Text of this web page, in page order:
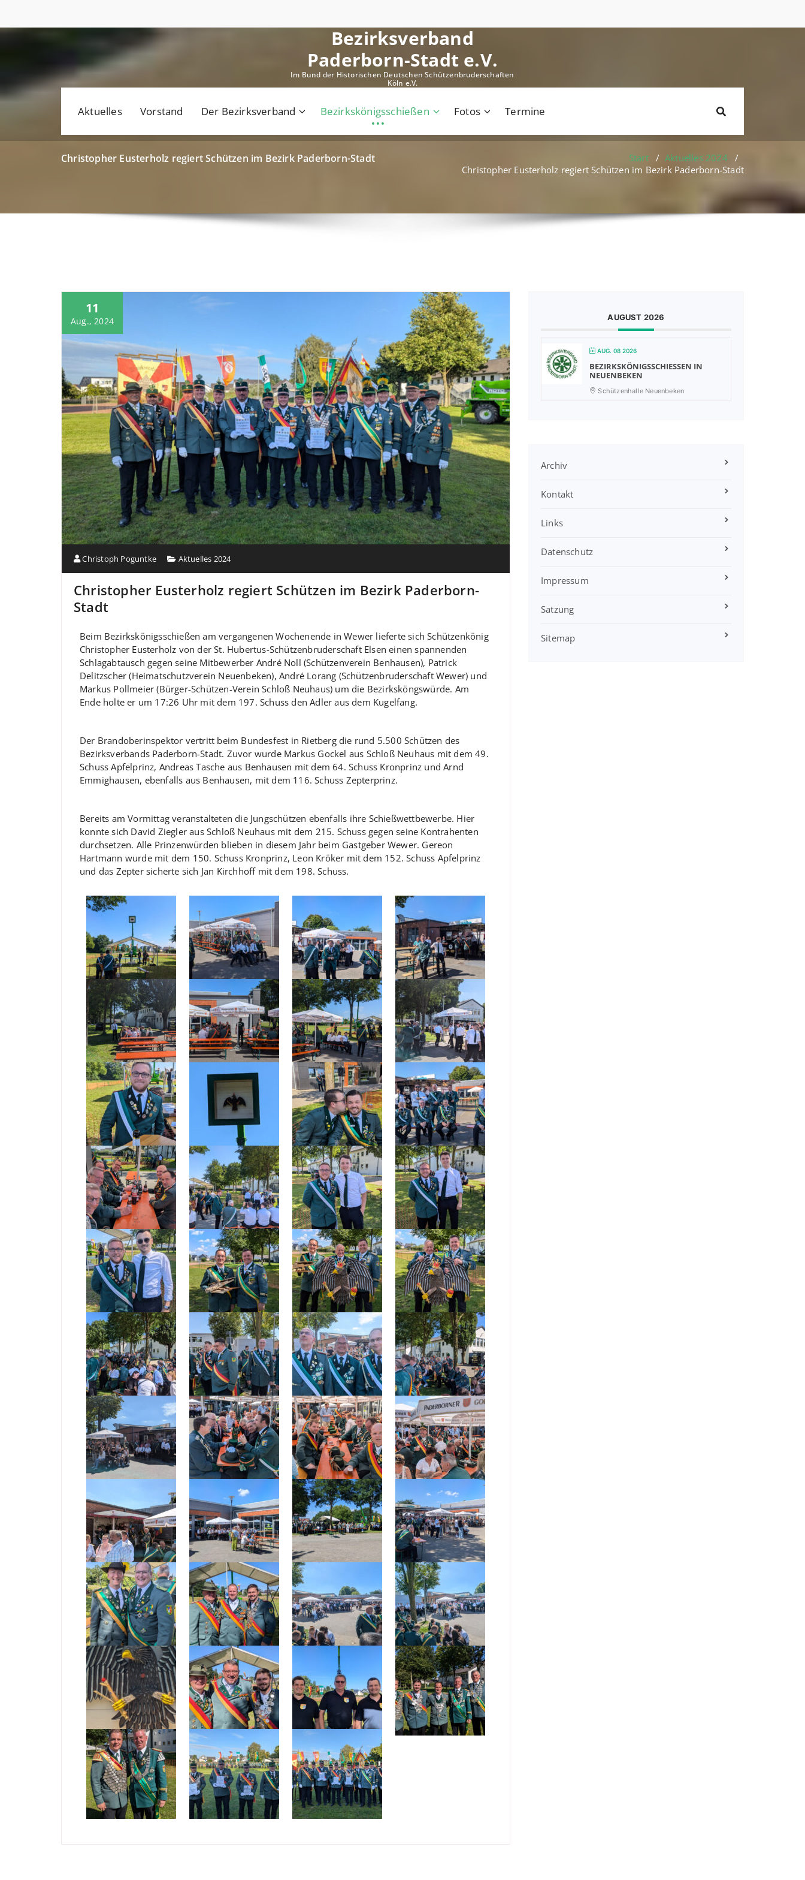
Bezirksverband
Paderborn-Stadt e.V.
Im Bund der Historischen Deutschen Schützenbruderschaften
Köln e.V.
Aktuelles Vorstand Der Bezirksverband Bezirkskönigsschießen Fotos Termine
Christopher Eusterholz regiert Schützen im Bezirk Paderborn-Stadt Start/ Aktuelles 2024/
Christopher Eusterholz regiert Schützen im Bezirk Paderborn-Stadt
11
Aug., 2024
Christoph Poguntke Aktuelles 2024
Christopher Eusterholz regiert Schützen im Bezirk Paderborn-
Stadt
Beim Bezirkskönigsschießen am vergangenen Wochenende in Wewer lieferte sich Schützenkönig
Christopher Eusterholz von der St. Hubertus-Schützenbruderschaft Elsen einen spannenden
Schlagabtausch gegen seine Mitbewerber André Noll (Schützenverein Benhausen), Patrick
Delitzscher (Heimatschutzverein Neuenbeken), André Lorang (Schützenbruderschaft Wewer) und
Markus Pollmeier (Bürger-Schützen-Verein Schloß Neuhaus) um die Bezirksköngswürde. Am
Ende holte er um 17:26 Uhr mit dem 197. Schuss den Adler aus dem Kugelfang.
Der Brandoberinspektor vertritt beim Bundesfest in Rietberg die rund 5.500 Schützen des
Bezirksverbands Paderborn-Stadt. Zuvor wurde Markus Gockel aus Schloß Neuhaus mit dem 49.
Schuss Apfelprinz, Andreas Tasche aus Benhausen mit dem 64. Schuss Kronprinz und Arnd
Emmighausen, ebenfalls aus Benhausen, mit dem 116. Schuss Zepterprinz.
Bereits am Vormittag veranstalteten die Jungschützen ebenfalls ihre Schießwettbewerbe. Hier
konnte sich David Ziegler aus Schloß Neuhaus mit dem 215. Schuss gegen seine Kontrahenten
durchsetzen. Alle Prinzenwürden blieben in diesem Jahr beim Gastgeber Wewer. Gereon
Hartmann wurde mit dem 150. Schuss Kronprinz, Leon Kröker mit dem 152. Schuss Apfelprinz
und das Zepter sicherte sich Jan Kirchhoff mit dem 198. Schuss.
AUGUST 2026
AUG. 08 2026
BEZIRKSKÖNIGSSCHIESSEN IN N
EUENBEKEN
Schützenhalle Neuenbeken
Archiv
Kontakt
Links
Datenschutz
Impressum
Satzung
Sitemap